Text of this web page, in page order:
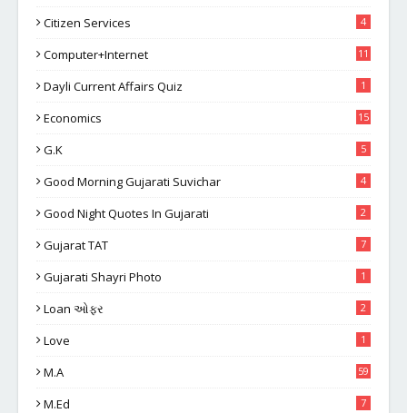
Citizen Services 4
Computer+Internet 11
Dayli Current Affairs Quiz 1
Economics 15
G.K 5
Good Morning Gujarati Suvichar 4
Good Night Quotes In Gujarati 2
Gujarat TAT 7
Gujarati Shayri Photo 1
Loan ઓફર 2
Love 1
M.A 59
M.Ed 7